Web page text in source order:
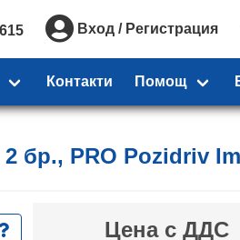
Вход / Регистрация
Контакти Помощ
бр., PRO Pozidriv
Цена с ДДС